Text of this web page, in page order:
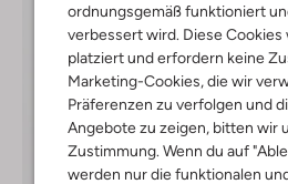
ordnungsgemäß funktioniert
verbessert wird. Diese
platziert und erfordern keine
Marketing-Cookies, die wir
Präferenzen zu verfolgen und
Angebote zu zeigen, bitten wir
Zustimmung. Wenn du auf
werden nur die funktionalen